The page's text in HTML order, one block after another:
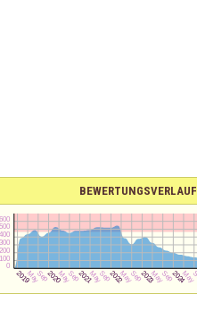
BEWERTUNGSVERLAUF